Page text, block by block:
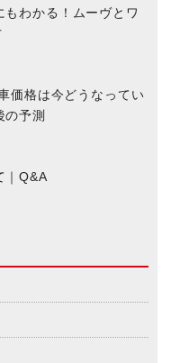
もわかる！ムーヴとワ
価格は今どうなってい
の予測
｜Q&A